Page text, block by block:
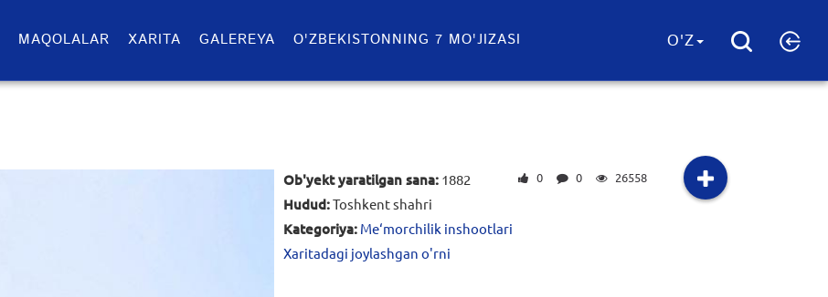
MAQOLALAR XARITA GALEREYA O'ZBEKISTONNING 7 MO'JIZASI O'Z
Ob'yekt yaratilgan sana: 1882
Hudud:Toshkent shahri
Kategoriya: Me‘morchilik inshootlari
Xaritadagi joylashgan o'rni
0 0 26558